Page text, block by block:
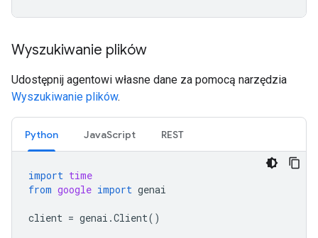
Wyszukiwanie plików
Udostępnij agentowi własne dane za pomocą narzędzia
Wyszukiwanie plików.
Python JavaScript REST
import time
from google import genai
client = genai .Client()